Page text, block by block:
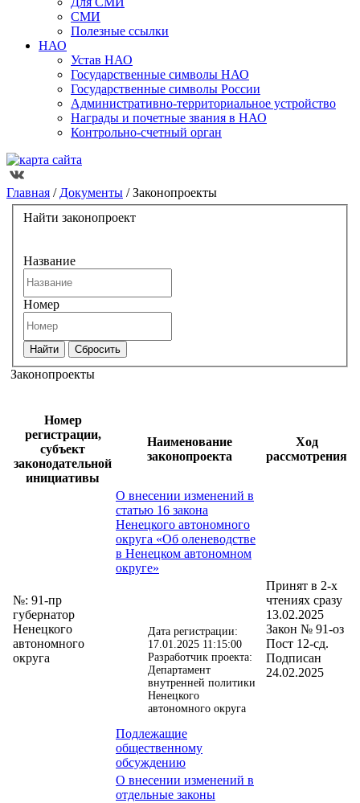
СМИ
Полезные ссылки
НАО
Устав НАО
Государственные символы НАО
Государственные символы России
Административно-территориальное устройство
Награды и почетные звания в НАО
Контрольно-счетный орган
Главная / Документы /Законопроекты
Найти законопроект
Название
Номер
Законопроекты
Номер
регистрации,
субъект
законодательной
инициативы
Наименование
законопроекта
Ход
рассмотрения
№: 91-пр
губернатор
Ненецкого
автономного
округа
О внесении изменений в
статью 16 закона
Ненецкого автономного
округа «Об оленеводстве
в Ненецком автономном
округе»
Дата регистрации:
17.01.2025 11:15:00
Разработчик проекта:
Департамент
внутренней политики
Ненецкого
автономного округа
Подлежащие
общественному
обсуждению
Принят в 2-х
чтениях сразу
13.02.2025
Закон № 91-оз
Пост 12-сд.
Подписан
24.02.2025
О внесении изменений в
отдельные законы